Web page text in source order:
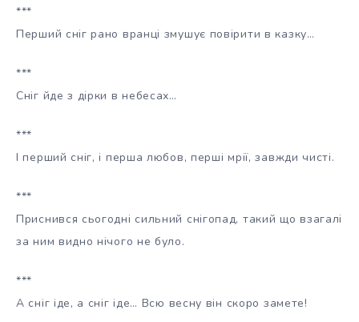
***
Перший сніг рано вранці змушує повірити в казку…
***
Сніг йде з дірки в небесах…
***
І перший сніг, і перша любов, перші мрії, завжди чисті.
***
Приснився сьогодні сильний снігопад, такий що взагалі
за ним видно нічого не було.
***
А сніг іде, а сніг іде… Всю весну він скоро замете!